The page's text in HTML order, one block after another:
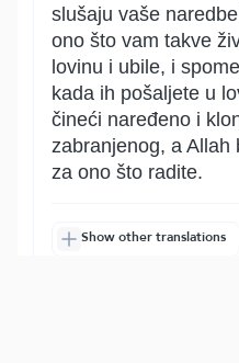
slušaju vaše
ono što vam takve
lovinu i ubile, i
kada ih pošaljete u
čineći naređeno i
zabranjenog, a Allah
za ono što radite.
Show other translations